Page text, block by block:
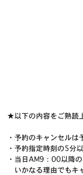
★以下の内容をご熟読
・予約のキャンセル
・予約指定時刻の5分
・当日AM9：00以降
いかなる理由でもキ